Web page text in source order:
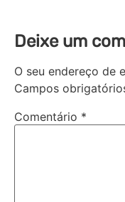
Deixe um
O seu endereço de
Campos
Comentário *